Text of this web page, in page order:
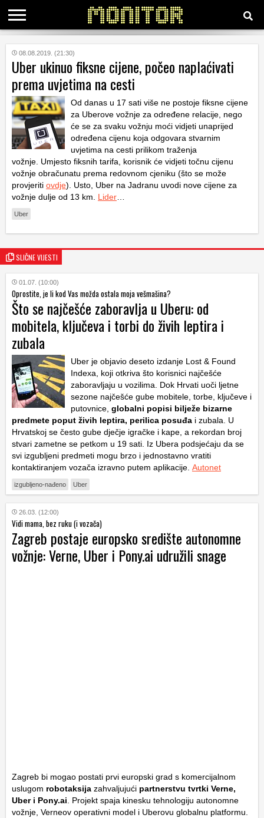
KATEGORIJE
HRVATSKI
WEB
08.08.2019. (21:30)
Uber ukinuo fiksne cijene, počeo naplaćivati
prema uvjetima na cesti
Od danas u 17 sati više ne postoje fiksne cijene
za Uberove vožnje za određene relacije, nego
će se za svaku vožnju moći vidjeti unaprijed
određena cijenu koja odgovara stvarnim
uvjetima na cesti prilikom traženja
vožnje. Umjesto fiksnih tarifa, korisnik će vidjeti točnu cijenu
vožnje obračunatu prema redovnom cjeniku (što se može
provjeriti ovdje). Usto, Uber na Jadranu uvodi nove cijene za
vožnje dulje od 13 km. Lider
Uber
SLIČNE VIJESTI
01.07. (10:00)
Oprostite, je li kod Vas možda ostala moja vešmašina?
Što se najčešće zaboravlja u Uberu: od
mobitela, ključeva i torbi do živih leptira i
zubala
Uber je objavio deseto izdanje Lost & Found
Indexa , koji otkriva što korisnici najčešće
zaboravljaju u vozilima. Dok Hrvati uoči ljetne
sezone najčešće gube mobitele, torbe, ključeve i
putovnice, globalni popisi bilježe bizarne
predmete poput živih leptira, perilica posuđa i zubala. U
Hrvatskoj se često gube dječje igračke i kape, a rekordan broj
stvari zametne se petkom u 19 sati. Iz Ubera podsjećaju da se
svi izgubljeni predmeti mogu brzo i jednostavno vratiti
kontaktiranjem vozača izravno putem aplikacije. Autonet
izgubljeno-nađeno Uber
26.03. (12:00)
Vidi mama, bez ruku (i vozača)
Zagreb postaje europsko središte autonomne
vožnje: Verne, Uber i Pony.ai udružili snage
Zagreb bi mogao postati prvi europski grad s komercijalnom
uslugom robotaksija zahvaljujući partnerstvu tvrtki Verne,
Uber i Pony.ai . Projekt spaja kinesku tehnologiju autonomne
vožnje, Verneov operativni model i Uberovu globalnu platformu.